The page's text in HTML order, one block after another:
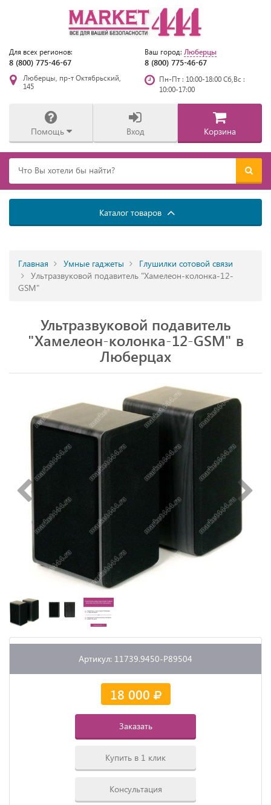
Для всех регионов:
8 (800) 775-46-67
Ваш город: Люберцы
8 (800) 775-46-67
Люберцы, пр-т Октябрьский,
145
Пн-Пт : 10:00-18:00 Сб,Вс :
10:00-17:00
Помощь Вход Корзина
Каталог товаров
Главная Умные гаджеты
Глушилки сотовой связи
Ультразвуковой подавитель "Хамелеон-колонка-12-
GSM"
Ультразвуковой подавитель
"Хамелеон-колонка-12-GSM" в
Люберцах
Артикул: 11739.9450-P89504
18 000
Заказать
Купить в 1 клик
Консультация